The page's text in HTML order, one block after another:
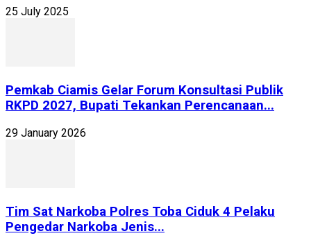
25 July 2025
Pemkab Ciamis Gelar Forum Konsultasi Publik
RKPD 2027, Bupati Tekankan Perencanaan...
29 January 2026
Tim Sat Narkoba Polres Toba Ciduk 4 Pelaku
Pengedar Narkoba Jenis...